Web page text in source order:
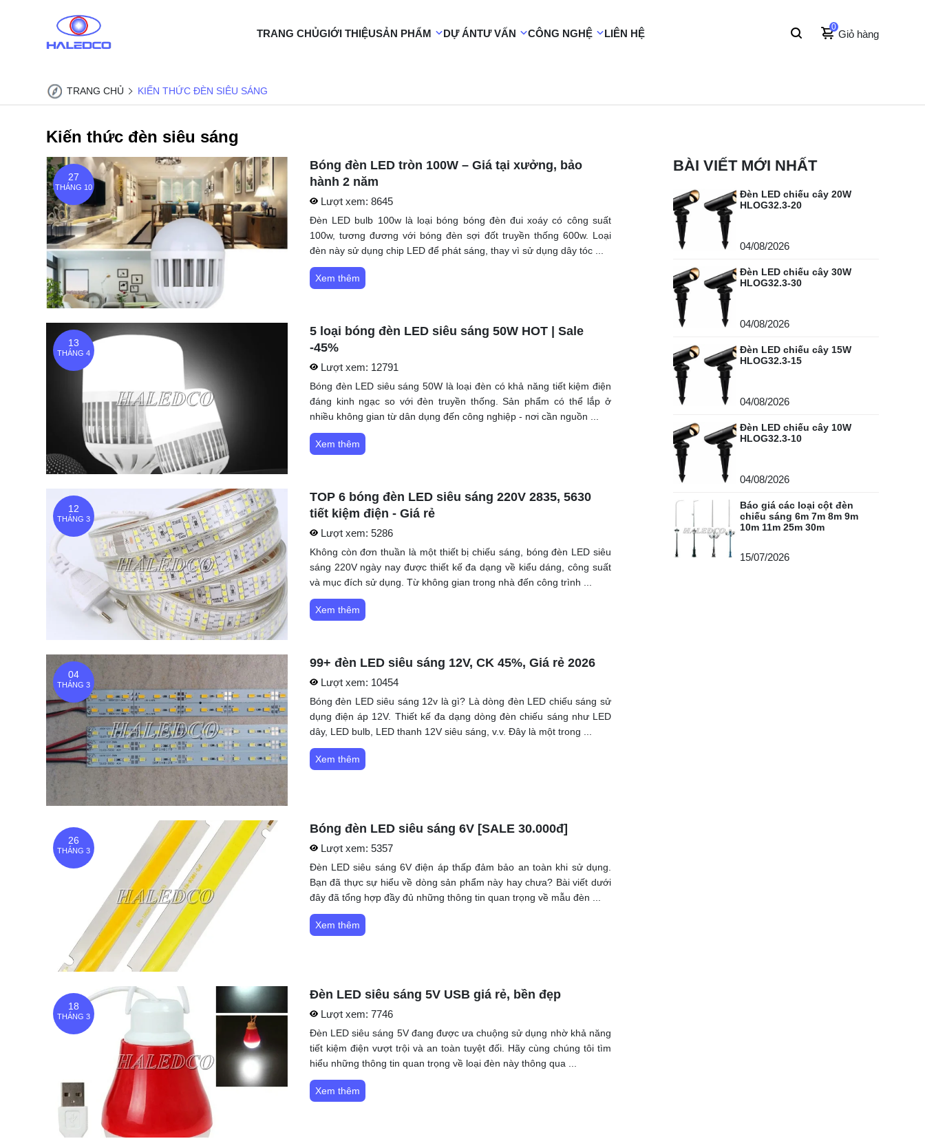
TRANG CHỦGIỚI THIỆUSẢN PHẨM DỰ ÁNTƯ VẤN CÔNG NGHỆ LIÊN HỆ
0
Giỏ hàng
TRANG CHỦ KIẾN THỨC ĐÈN SIÊU SÁNG
Kiến thức đèn siêu sáng
27
THÁNG 10
Bóng đèn LED tròn 100W – Giá tại xưởng, bảo
hành 2 năm
Lượt xem: 8645
Đèn LED bulb 100w là loại bóng bóng đèn đui xoáy có công suất
100w, tương đương với bóng đèn sợi đốt truyền thống 600w. Loại
đèn này sử dụng chip LED để phát sáng, thay vì sử dụng dây tóc ...
Xem thêm
13
THÁNG 4
5 loại bóng đèn LED siêu sáng 50W HOT | Sale
-45%
Lượt xem: 12791
Bóng đèn LED siêu sáng 50W là loại đèn có khả năng tiết kiệm điện
đáng kinh ngạc so với đèn truyền thống. Sản phẩm có thể lắp ở
nhiều không gian từ dân dụng đến công nghiệp - nơi cần nguồn ...
Xem thêm
12
THÁNG 3
TOP 6 bóng đèn LED siêu sáng 220V 2835, 5630
tiết kiệm điện - Giá rẻ
Lượt xem: 5286
Không còn đơn thuần là một thiết bị chiếu sáng, bóng đèn LED siêu
sáng 220V ngày nay được thiết kế đa dạng về kiểu dáng, công suất
và mục đích sử dụng. Từ không gian trong nhà đến công trình ...
Xem thêm
04
THÁNG 3
99+ đèn LED siêu sáng 12V, CK 45%, Giá rẻ 2026
Lượt xem: 10454
Bóng đèn LED siêu sáng 12v là gì? Là dòng đèn LED chiếu sáng sử
dụng điện áp 12V. Thiết kế đa dạng dòng đèn chiếu sáng như LED
dây, LED bulb, LED thanh 12V siêu sáng, v.v. Đây là một trong ...
Xem thêm
26
THÁNG 3
Bóng đèn LED siêu sáng 6V [SALE 30.000đ]
Lượt xem: 5357
Đèn LED siêu sáng 6V điện áp thấp đảm bảo an toàn khi sử dụng.
Bạn đã thực sự hiểu về dòng sản phẩm này hay chưa? Bài viết dưới
đây đã tổng hợp đầy đủ những thông tin quan trọng về mẫu đèn ...
Xem thêm
18
THÁNG 3
Đèn LED siêu sáng 5V USB giá rẻ, bền đẹp
Lượt xem: 7746
Đèn LED siêu sáng 5V đang được ưa chuộng sử dụng nhờ khả năng
tiết kiệm điện vượt trội và an toàn tuyệt đối. Hãy cùng chúng tôi tìm
hiểu những thông tin quan trọng về loại đèn này thông qua ...
Xem thêm
BÀI VIẾT MỚI NHẤT
Đèn LED chiếu cây 20W
HLOG32.3-20
04/08/2026
Đèn LED chiếu cây 30W
HLOG32.3-30
04/08/2026
Đèn LED chiếu cây 15W
HLOG32.3-15
04/08/2026
Đèn LED chiếu cây 10W
HLOG32.3-10
04/08/2026
Báo giá các loại cột đèn
chiếu sáng 6m 7m 8m 9m
10m 11m 25m 30m
15/07/2026